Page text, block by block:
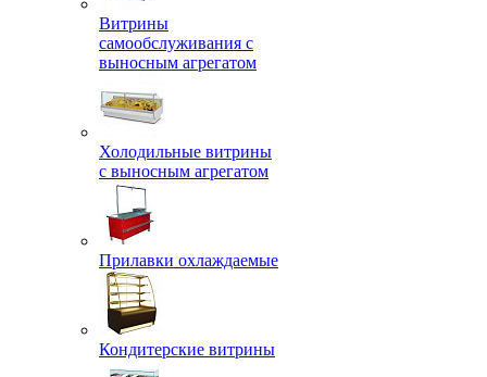
Витрины
самообслуживания с
выносным агрегатом
Холодильные витрины
с выносным агрегатом
Прилавки охлаждаемые
Кондитерские витрины